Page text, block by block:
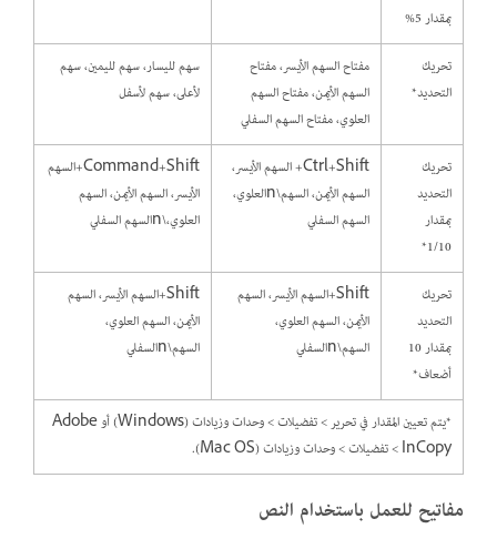
التحديد*
مفتاح السهم الأيسر، مفتاح
السهم الأيمن، مفتاح السهم
العلوي، مفتاح السهم السفلي
سهم لليسار، سهم لليمين، سهم
لأعلى، سهم لأسفل
التحديد
Ctrl+Shift+ السهم الأيسر،
السهم الأيمن، السهم\nالعلوي،
السهم السفلي
Command+Shift+السهم
الأيسر، السهم الأيمن، السهم
العلوي،\nالسهم السفلي
التحديد
بمقدار 10
أضعاف*
Shift+السهم الأيسر، السهم
الأيمن، السهم العلوي،
Shift+السهم الأيسر، السهم
الأيمن، السهم العلوي،
*يتم تعيين المقدار في تحرير > تفضيلات > وحدات وزيادات (Windows) أو Adobe
InCopy > تفضيلات > وحدات وزيادات (Mac OS).
مفاتيح للعمل باستخدام النص